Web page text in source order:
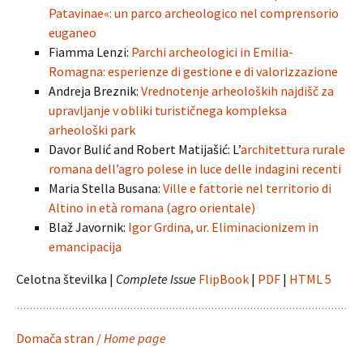
Patavinae«: un parco archeologico nel comprensorio
euganeo
Fiamma Lenzi: Parchi archeologici in Emilia-
Romagna: esperienze di gestione e di valorizzazione
Andreja Breznik: Vrednotenje arheoloških najdišč za
upravljanje v obliki turističnega kompleksa
arheološki park
Davor Bulić and Robert Matijašić: L’architettura rurale
romana dell’agro polese in luce delle indagini recenti
Maria Stella Busana: Ville e fattorie nel territorio di
Altino in età romana (agro orientale)
Blaž Javornik: Igor Grdina, ur. Eliminacionizem in
emancipacija
Celotna številka | Complete Issue FlipBook | PDF | HTML 5
Domača stran /Home page